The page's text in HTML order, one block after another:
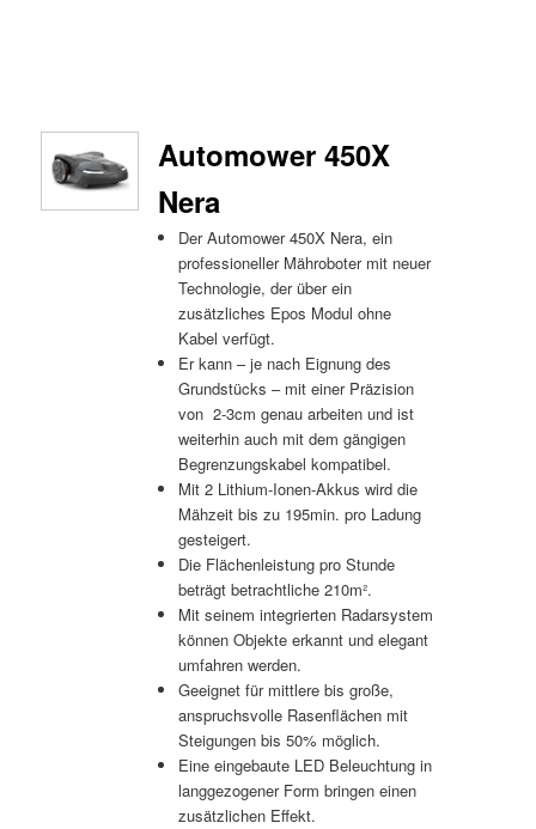
Automower 450X
Nera
Der Automower 450X Nera, ein
professioneller Mähroboter mit neuer
Technologie, der über ein
zusätzliches Epos Modul ohne
Kabel verfügt.
Er kann – je nach Eignung des
Grundstücks – mit einer Präzision
von 2-3cm genau arbeiten und ist
weiterhin auch mit dem gängigen
Begrenzungskabel kompatibel.
Mit 2 Lithium-Ionen-Akkus wird die
Mähzeit bis zu 195min. pro Ladung
gesteigert.
Die Flächenleistung pro Stunde
beträgt betrachtliche 210m².
Mit seinem integrierten Radarsystem
können Objekte erkannt und elegant
umfahren werden.
Geeignet für mittlere bis große,
anspruchsvolle Rasenflächen mit
Steigungen bis 50% möglich.
Eine eingebaute LED Beleuchtung in
langgezogener Form bringen einen
zusätzlichen Effekt.